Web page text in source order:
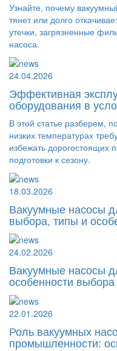
Узнайте, почему
тянет или долго
утечки, загрязненные
насоса.
24.04.2026
Эффективная
оборудования в
В этой статье разберем,
низких температурах
избежать дорогостоящих
подготовки к сезону.
18.03.2026
Вакуумные насосы
выбора, типы и
24.02.2026
Вакуумные насосы
особенности
22.01.2026
Роль вакуумных
промышленности: